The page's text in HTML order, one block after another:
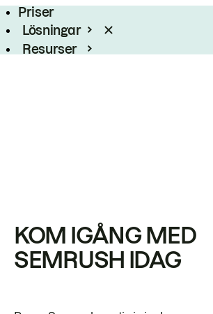
Priser
Lösningar
Resurser
KOM IGÅNG MED
SEMRUSH IDAG